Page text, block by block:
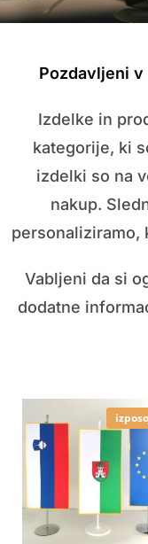
Pozdavljeni v
Izdelke in
kategorije, ki
izdelki so na
nakup.
personaliziramo,
Vabljeni da si
dodatne